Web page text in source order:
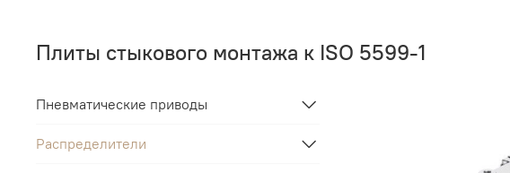
Плиты стыкового монтажа к ISO 5599-1
Пневматические приводы
Распределители